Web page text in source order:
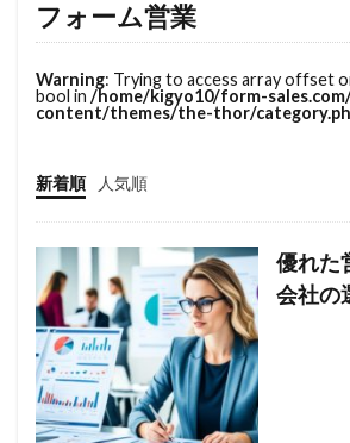
フォーム営業
Warning: Trying to access array offset
bool in /home/kigyo10/form-
content/themes/the-thor/
新着順 人気順
優れた
会社の